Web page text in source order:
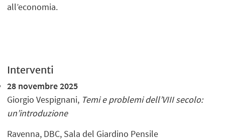
all’economia.
Interventi
28 novembre 2025
Giorgio Vespignani, Temi e problemi dell’VIII secolo:
un’introduzione
Ravenna, DBC, Sala del Giardino Pensile